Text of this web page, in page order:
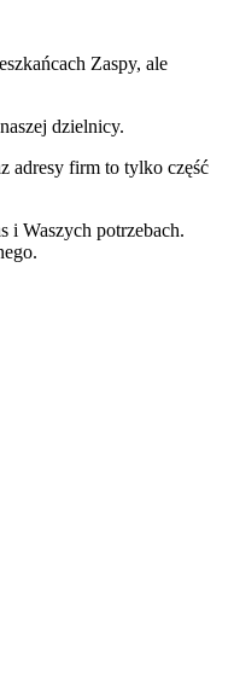
Zaspy, ale
dzielnicy.
adresy firm to tylko część
i Waszych potrzebach.